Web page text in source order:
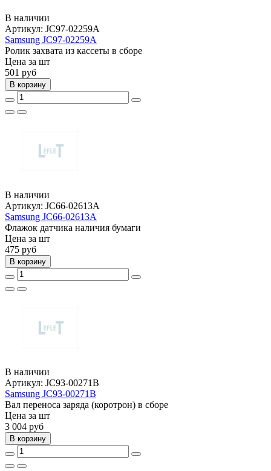
В наличии
Артикул: JC97-02259A
Samsung JC97-02259A
Ролик захвата из кассеты в сборе
Цена за шт
501 руб
В корзину
В наличии
Артикул: JC66-02613A
Samsung JC66-02613A
Флажок датчика наличия бумаги
Цена за шт
475 руб
В корзину
В наличии
Артикул: JC93-00271B
Samsung JC93-00271B
Вал переноса заряда (коротрон) в сборе
Цена за шт
3 004 руб
В корзину